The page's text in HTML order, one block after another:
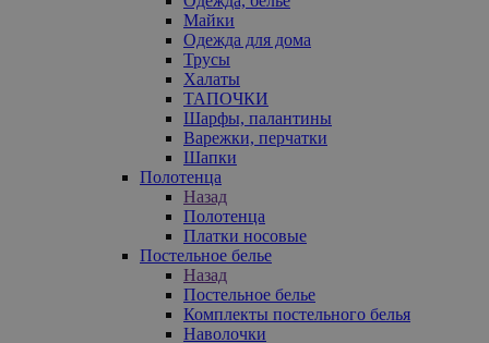
Майки
Одежда для дома
Трусы
Халаты
ТАПОЧКИ
Шарфы, палантины
Варежки, перчатки
Шапки
Полотенца
Назад
Полотенца
Платки носовые
Постельное белье
Назад
Постельное белье
Комплекты постельного белья
Наволочки